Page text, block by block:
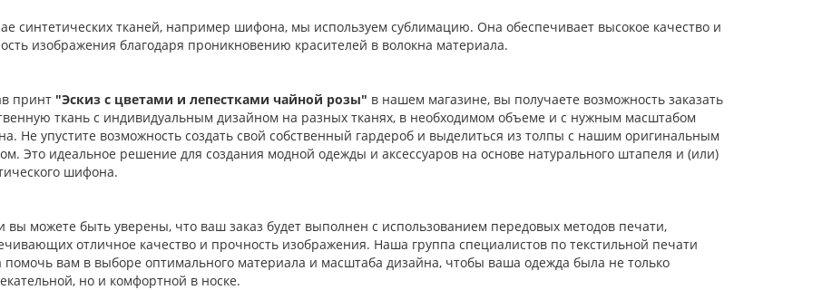
синтетических тканей, например шифона, мы используем сублимацию. Она обеспечивает высокое качество и
изображения благодаря проникновению красителей в волокна материала.
принт "Эскиз с цветами и лепестками чайной розы" в нашем магазине, вы получаете возможность заказать
ткань с индивидуальным дизайном на разных тканях, в необходимом объеме и с нужным масштабом
Не упустите возможность создать свой собственный гардероб и выделиться из толпы с нашим оригинальным
Это идеальное решение для создания модной одежды и аксессуаров на основе натурального штапеля и (или)
шифона.
вы можете быть уверены, что ваш заказ будет выполнен с использованием передовых методов печати,
отличное качество и прочность изображения. Наша группа специалистов по текстильной печати
помочь вам в выборе оптимального материала и масштаба дизайна, чтобы ваша одежда была не только
но и комфортной в носке.